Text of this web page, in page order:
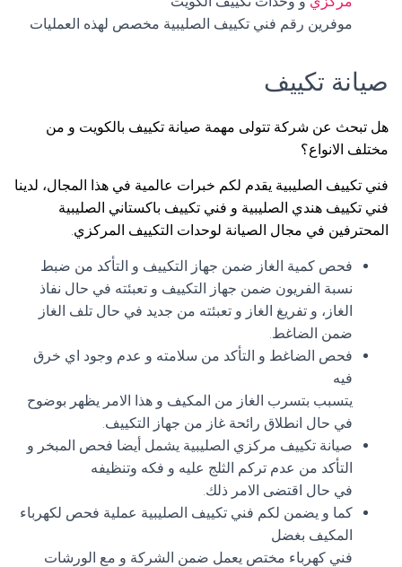
موفرين رقم فني تكييف الصليبية مخصص لهذه العمليات
صيانة تكييف
هل تبحث عن شركة تتولى مهمة صيانة تكييف بالكويت و من
مختلف الانواع؟
فني تكييف الصليبية يقدم لكم خبرات عالمية في هذا المجال، لدينا
فني تكييف هندي الصليبية و فني تكييف باكستاني الصليبية
المحترفين في مجال الصيانة لوحدات التكييف المركزي.
فحص كمية الغاز ضمن جهاز التكييف و التأكد من ضبط
نسبة الفريون ضمن جهاز التكييف و تعبئته في حال نفاذ
الغاز، و تفريغ الغاز و تعبئته من جديد في حال تلف الغاز
ضمن الضاغط.
فحص الضاغط و التأكد من سلامته و عدم وجود اي خرق
فيه
يتسبب بتسرب الغاز من المكيف و هذا الامر يظهر بوضوح
في حال انطلاق رائحة غاز من جهاز التكييف.
صيانة تكييف مركزي الصليبية يشمل أيضا فحص المبخر و
التأكد من عدم تركم الثلج عليه و فكه وتنظيفه
في حال اقتضى الامر ذلك.
كما و يضمن لكم فني تكييف الصليبية عملية فحص لكهرباء
المكيف بغضل
فني كهرباء مختص يعمل ضمن الشركة و مع الورشات